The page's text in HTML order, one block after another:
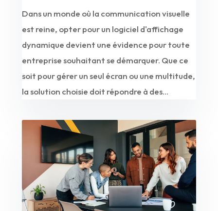
Dans un monde où la communication visuelle
est reine, opter pour un logiciel d'affichage
dynamique devient une évidence pour toute
entreprise souhaitant se démarquer. Que ce
soit pour gérer un seul écran ou une multitude,
la solution choisie doit répondre à des...